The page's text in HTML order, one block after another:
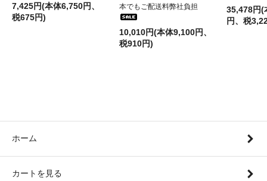
7,425円(本体6,750円、
税675円)
本でもご配送料弊社負担
10,010円(本体9,100円、
税910円)
35,478円(
円、税
ホーム
カートを見る